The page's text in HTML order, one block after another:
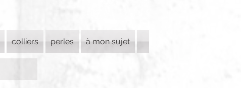
colliers perles à mon sujet